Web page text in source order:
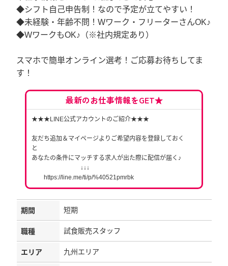
◆シフト自己申告制！なので予定が立てやすい！
◆未経験・年齢不問！Wワーク・フリーターさんOK♪
◆WワークもOK♪（※社内規定あり）
スマホで簡単オンライン選考！ご応募お待ちしてま
す！
最新のお仕事情報をGET★
★★★LINE公式アカウントのご紹介★★★
友だち追加＆マイページよりご希望内容を登録しておく
と
あなたの条件にマッチする求人が出た際に配信が届く♪
↓↓↓
https://line.me/ti/p/%40521pmrbk
期間 短期
職種 試食販売スタッフ
エリア 九州エリア